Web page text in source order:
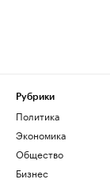
Рубрики
Политика
Экономика
Общество
Бизнес